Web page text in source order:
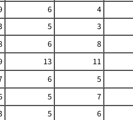
6 4
5 3
6 8
13 11
6 5
5 7
5 6